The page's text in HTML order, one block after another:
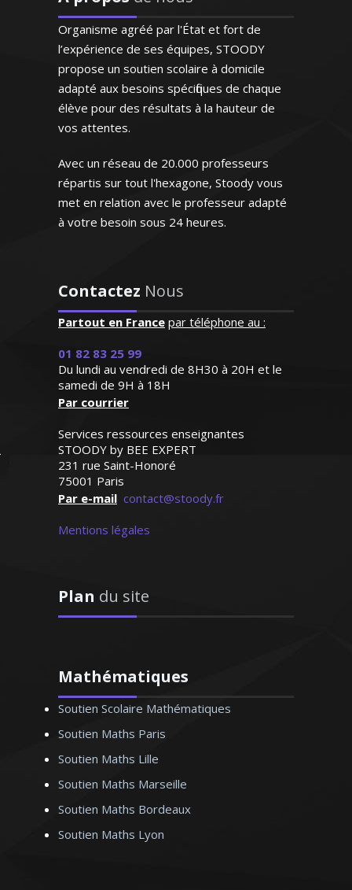
"Excellente professeur qui
s’applique énormément et
donne de très bons
résultats. Attentive,
notre fille dès le premier
contact"
Madame G.F (Paris, élève en
classe de seconde)
marketing. J’aime transmettre le savoir
et aider mes élèves à bien réussir
comptabilité/gestion - Nantes
Outre la seule transmission des
former en vue de lui faire aimer la
langue et la littérature française
de français - Nantes
J’ai enseigné l’allemand durant plusieurs
besoins des entreprises ou autres. Grâce
à une méthode approuvée, l’allemand
Madame D. Monique – Professeur
d’allemand - Lille
Organisme agréé par l'État et fort de
l’expérience de ses équipes, STOODY
propose un soutien scolaire à domicile
adapté aux besoins spécifiques de chaque
élève pour des résultats à la hauteur de
vos attentes.
Avec un réseau de 20.000 professeurs
répartis sur tout l'hexagone, Stoody vous
met en relation avec le professeur adapté
à votre besoin sous 24 heures.
Contactez Nous
Partout en France par téléphone au :
01 82 83 25 99
Du lundi au vendredi de 8H30 à 20H et le
samedi de 9H à 18H
Par courrier
Services ressources enseignantes
STOODY by BEE EXPERT
231 rue Saint-Honoré
75001 Paris
Par e-mail contact@stoody.fr
Mentions légales
Plan du site
Mathématiques
Soutien Scolaire Mathématiques
Soutien Maths Paris
Soutien Maths Lille
Soutien Maths Marseille
Soutien Maths Bordeaux
Soutien Maths Lyon